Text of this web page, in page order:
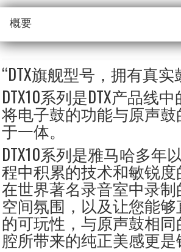
概要
“DTX旗舰型号，拥有真
DTX10系列是DTX产品线
将电子鼓的功能与原声
于一体。
DTX10系列是雅马哈多年
程中积累的技术和敏锐
在世界著名录音室中录
空间氛围，以及让您能
的可玩性，与原声鼓相
腔所带来的纯正美感更是